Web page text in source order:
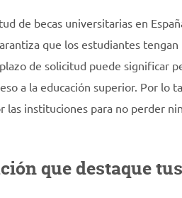
de becas universitarias en
que los estudiantes
de solicitud puede significar
a la educación superior. Por lo
las instituciones para no perder
que destaque